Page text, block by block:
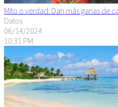
Mito o verdad: Dan más ganas de
Datos
06/14/2024
10:31 PM